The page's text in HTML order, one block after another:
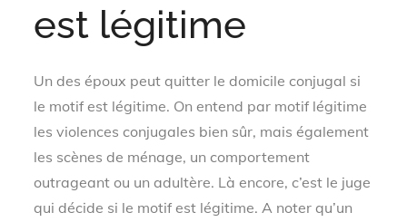
est légitime
Un des époux peut quitter le domicile conjugal si
le motif est légitime. On entend par motif légitime
les violences conjugales bien sûr, mais également
les scènes de ménage, un comportement
outrageant ou un adultère. Là encore, c’est le juge
qui décide si le motif est légitime. A noter qu’un